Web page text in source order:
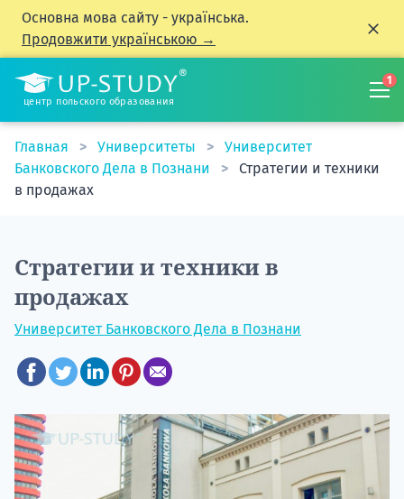
Основна мова сайту - українська.
Продовжити українською →
центр польского образования
1
Главная Университеты
Университет
Банковского Дела в Познани
Стратегии и техники
в продажах
Стратегии и техники в
продажах
Университет Банковского Дела в Познани